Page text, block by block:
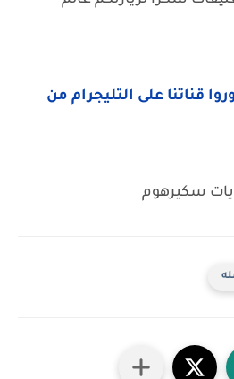
قناتنا على التليجرام من
سكيرهوم